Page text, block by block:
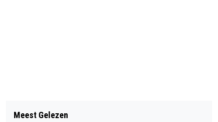
VROUWEN BETALEN JAARLIJKS € 25,-
Meest Gelezen